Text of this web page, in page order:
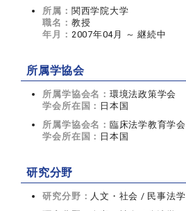
所属： 関西学院大学
職名： 教授
年月： 2007年04月 ～ 継続中
所属学協会
所属学協会名： 環境法政策学会
学会所在国： 日本国
所属学協会名： 臨床法学教育学会
学会所在国： 日本国
研究分野
研究分野： 人文・社会 / 民事法学